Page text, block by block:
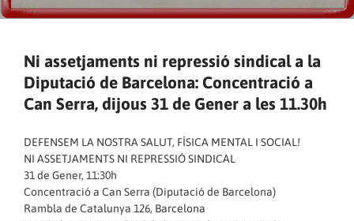
Ni assetjaments ni repressió sindical a la
Diputació de Barcelona: Concentració a
Can Serra, dijous 31 de Gener a les 11.30h
DEFENSEM LA NOSTRA SALUT, FÍSICA MENTAL I SOCIAL!
NI ASSETJAMENTS NI REPRESSIÓ SINDICAL
31 de Gener, 11:30h
Concentració a Can Serra (Diputació de Barcelona)
Rambla de Catalunya 126, Barcelona